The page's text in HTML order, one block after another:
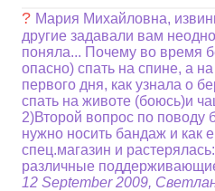
? Мария Михайловна,
другие задавали вам
поняла... Почему во время
опасно) спать на спине, а
первого дня, как узнала о
спать на животе (боюсь)и
2)Второй вопрос по поводу
нужно носить бандаж и как
спец.магазин и
различные
12 September 2009,